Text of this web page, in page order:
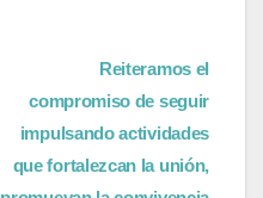
Reiteramos el
compromiso de seguir
impulsando actividades
que fortalezcan la unión,